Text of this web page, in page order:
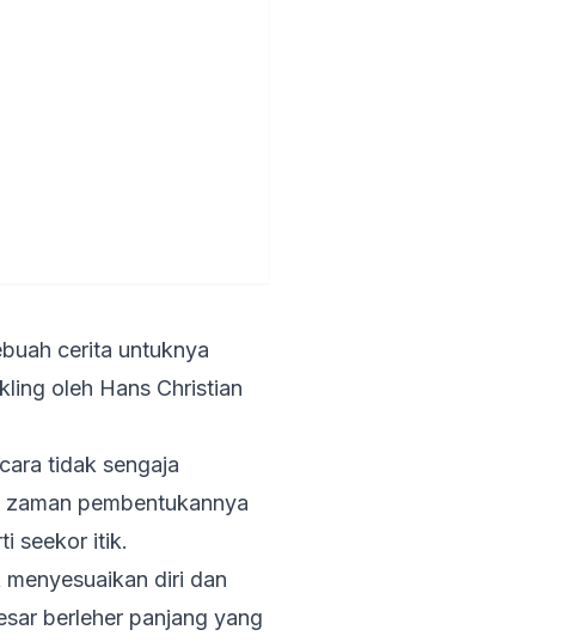
cerita untuknya
oleh Hans Christian
tidak sengaja
pembentukannya
seekor itik.
diri dan
berleher panjang yang